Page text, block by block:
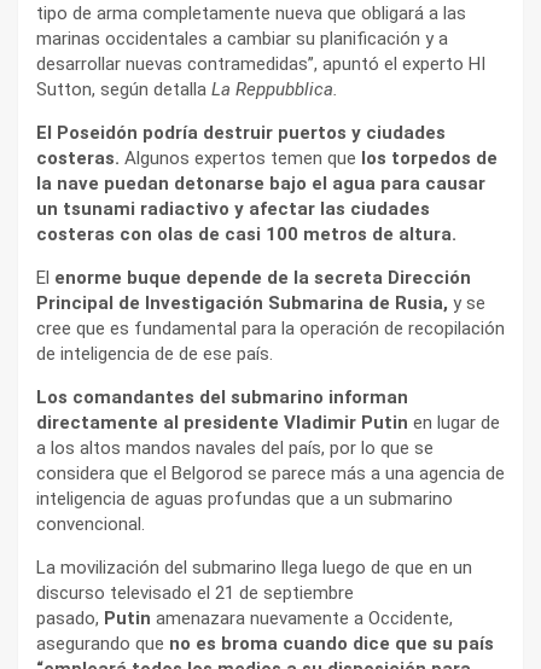
tipo de arma completamente nueva que obligará a las
marinas occidentales a cambiar su planificación y a
desarrollar nuevas contramedidas”, apuntó el experto HI
Sutton, según detalla La Reppubblica.
El Poseidón podría destruir puertos y ciudades
costeras. Algunos expertos temen que los torpedos de
la nave puedan detonarse bajo el agua para causar
un tsunami radiactivo y afectar las ciudades
costeras con olas de casi 100 metros de altura.
El enorme buque depende de la secreta Dirección
Principal de Investigación Submarina de Rusia, y se
cree que es fundamental para la operación de recopilación
de inteligencia de de ese país.
Los comandantes del submarino informan
directamente al presidente Vladimir Putin en lugar de
a los altos mandos navales del país, por lo que se
considera que el Belgorod se parece más a una agencia de
inteligencia de aguas profundas que a un submarino
convencional.
La movilización del submarino llega luego de que en un
discurso televisado el 21 de septiembre
pasado, Putin amenazara nuevamente a Occidente,
asegurando que no es broma cuando dice que su país